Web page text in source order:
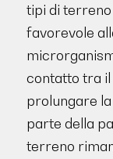
tipi di
favorevole
contatto tra il
prolungare
parte della
terreno